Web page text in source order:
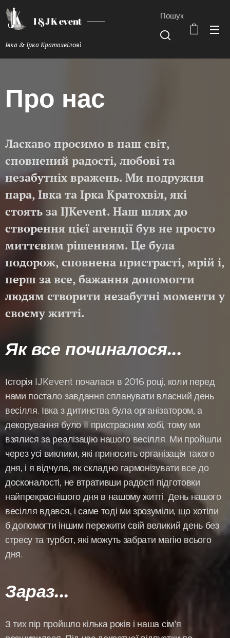
I &J K event
Івка & Ірка Кратохвілові
Пошук
Про нас
Ласкаво просимо в наш світ,
сповнений радості, любові та
незабутніх вражень. Ми подружня
пара, Івка та Ірка Кратохвіл, які
стоять за IJKevent. Наш шлях до
створення цієї агенції був не просто
миттєвим рішенням. Це була
подорож, сповнена пристрасті, мрій і,
перш за все, бажання допомогти
людям створити незабутні моменти у
своєму житті.
Як все починалося...
Історія IJKevent почалася в 2016 році, коли перед
нами постало завдання спланувати власний день
весілля. Івка з дитинства була організатором, а
декорування було її пристрасним хобі, тому ми
взялися за реалізацію нашого весілля. Ми пройшли
через усі виклики, які приносить організація такого
дня, і я відчула, як складно гармонізувати все до
досконалості, не втративши радості підготовки
найпрекраснішого дня в нашому житті. День нашого
весілля вдався, і саме тоді ми зрозуміли, що хотіли
б допомогти іншим пережити свій великий день без
стресу та турбот, які можуть забрати магію всього
дня.
Зараз...
З тих пір пройшло кілька років і наша сім'я